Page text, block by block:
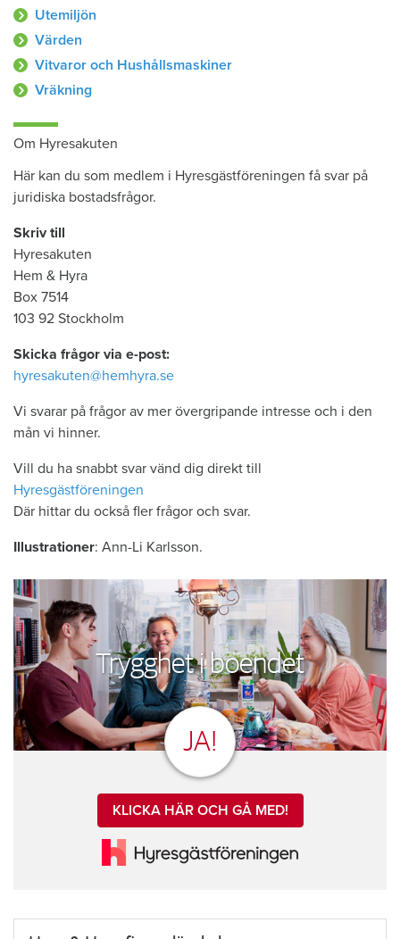
Utemiljön
Värden
Vitvaror och Hushållsmaskiner
Vräkning
Om Hyresakuten
Här kan du som medlem i Hyresgästföreningen få svar på
juridiska bostadsfrågor.
Skriv till
Hyresakuten
Hem & Hyra
Box 7514
103 92 Stockholm
Skicka frågor via e-post:
hyresakuten@hemhyra.se
Vi svarar på frågor av mer övergripande intresse och i den
mån vi hinner.
Vill du ha snabbt svar vänd dig direkt till
Hyresgästföreningen
Där hittar du också fler frågor och svar.
Illustrationer: Ann-Li Karlsson.
Trygghet i boendet
JA!
KLICKA HÄR OCH GÅ MED!